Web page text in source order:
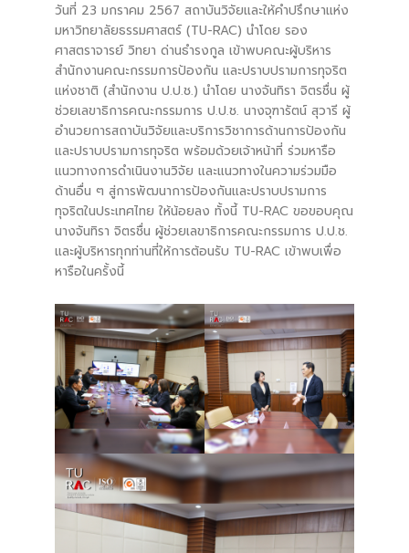
วันที่ 23 มกราคม 2567 สถาบันวิจัยและให้คำปรึกษาแห่ง
มหาวิทยาลัยธรรมศาสตร์ (TU-RAC) นำโดย รอง
ศาสตราจารย์ วิทยา ด่านธำรงกูล เข้าพบคณะผู้บริหาร
สำนักงานคณะกรรมการป้องกัน และปราบปรามการทุจริต
แห่งชาติ (สำนักงาน ป.ป.ช.) นำโดย นางจันทิรา จิตรชื่น ผู้
ช่วยเลขาธิการคณะกรรมการ ป.ป.ช. นางจุฑารัตน์ สุวารี ผู้
อำนวยการสถาบันวิจัยและบริการวิชาการด้านการป้องกัน
และปราบปรามการทุจริต พร้อมด้วยเจ้าหน้าที่ ร่วมหารือ
แนวทางการดำเนินงานวิจัย และแนวทางในความร่วมมือ
ด้านอื่น ๆ สู่การพัฒนาการป้องกันและปราบปรามการ
ทุจริตในประเทศไทย ให้น้อยลง ทั้งนี้ TU-RAC ขอขอบคุณ
นางจันทิรา จิตรชื่น ผู้ช่วยเลขาธิการคณะกรรมการ ป.ป.ช.
และผู้บริหารทุกท่านที่ให้การต้อนรับ TU-RAC เข้าพบเพื่อ
หารือในครั้งนี้